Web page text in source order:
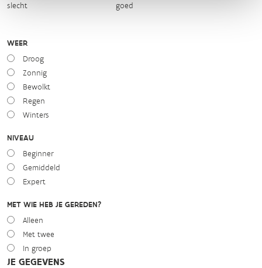
slecht goed
WEER
Droog
Zonnig
Bewolkt
Regen
Winters
NIVEAU
Beginner
Gemiddeld
Expert
MET WIE HEB JE GEREDEN?
Alleen
Met twee
In groep
JE GEGEVENS